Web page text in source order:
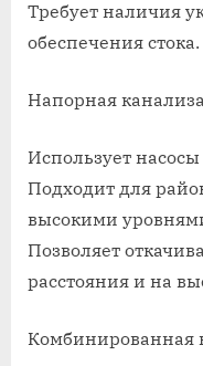
Требует наличия
обеспечения стока.
Напорная
Использует
Подходит для
высокими
Позволяет
расстояния и на
Комбинированная